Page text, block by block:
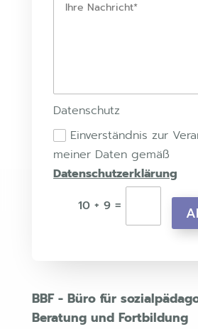
Datenschutz
Einverständnis zur
meiner Daten gemäß
Datenschutzerklärung
10 + 9 =
BBF - Büro für
Beratung und Fortbildung